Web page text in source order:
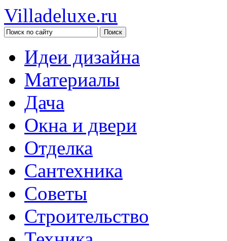
Villadeluxe.ru
Идеи дизайна
Материалы
Дача
Окна и двери
Отделка
Сантехника
Советы
Строительство